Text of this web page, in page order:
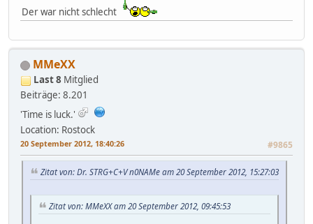
Der war nicht schlecht
MMeXX
Last 8 Mitglied
Beiträge: 8.201
'Time is luck.'
Location: Rostock
20 September 2012, 18:40:26 #9865
Zitat von: Dr. STRG+C+V n0NAMe am 20 September 2012, 15:27:03
Zitat von: MMeXX am 20 September 2012, 09:45:53